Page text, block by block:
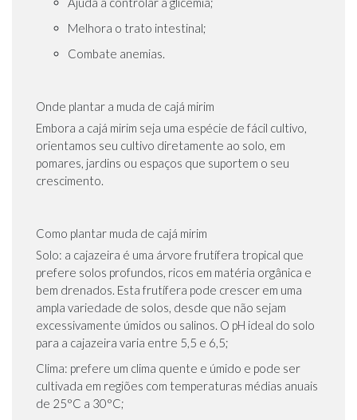
Melhora o trato intestinal;
Combate anemias.
Onde plantar a muda de cajá mirim
Embora a cajá mirim seja uma espécie de fácil cultivo,
orientamos seu cultivo diretamente ao solo, em
pomares, jardins ou espaços que suportem o seu
crescimento.
Como plantar muda de cajá mirim
Solo: a cajazeira é uma árvore frutífera tropical que
prefere solos profundos, ricos em matéria orgânica e
bem drenados. Esta frutífera pode crescer em uma
ampla variedade de solos, desde que não sejam
excessivamente úmidos ou salinos. O pH ideal do solo
para a cajazeira varia entre 5,5 e 6,5;
Clima: prefere um clima quente e úmido e pode ser
cultivada em regiões com temperaturas médias anuais
de 25°C a 30°C;